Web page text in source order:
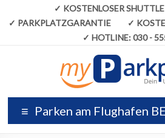
✓ KOSTENLOSER
✓ PARKPLATZGARANTIE ✓
✓ HOTLINE:030 -
Parken am Flughafen